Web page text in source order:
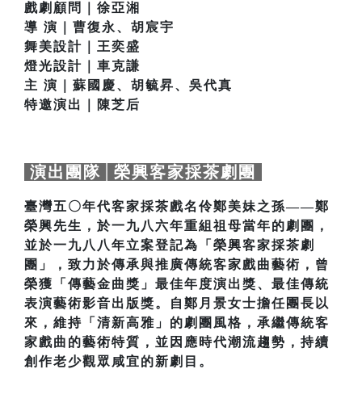
戲劇顧問｜徐亞湘
導 演｜曹復永、胡宸宇
舞美設計｜王奕盛
燈光設計｜車克謙
主 演｜蘇國慶、胡毓昇、吳代真
特邀演出｜陳芝后
演出團隊│榮興客家採茶劇團
臺灣五〇年代客家採茶戲名伶鄭美妹之孫——鄭
榮興先生，於一九八六年重組祖母當年的劇團，
並於一九八八年立案登記為「榮興客家採茶劇
團」，致力於傳承與推廣傳統客家戲曲藝術，曾
榮獲「傳藝金曲獎」最佳年度演出獎、最佳傳統
表演藝術影音出版獎。自鄭月景女士擔任團長以
來，維持「清新高雅」的劇團風格，承繼傳統客
家戲曲的藝術特質，並因應時代潮流趨勢，持續
創作老少觀眾咸宜的新劇目。